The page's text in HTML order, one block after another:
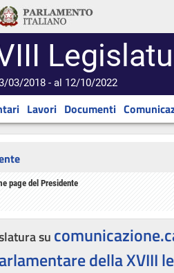
03/2018 - al 12/10/2022
Lavori Documenti
page del Presidente
su
della XVIII